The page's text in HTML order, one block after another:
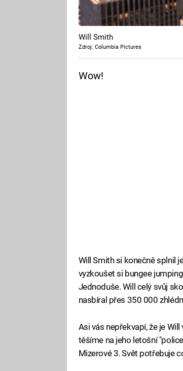
Will Smith
Zdroj: Columbia Pictures
Wow!
Will Smith si konečně splnil
vyzkoušet si bungee
Jednoduše. Will celý svůj
nasbíral přes 350 000
Asi vás nepřekvapí, že je
těšíme na jeho letošní
Mizerové 3. Svět potřebuje